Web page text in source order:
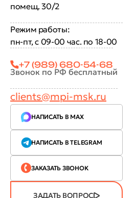
помещ. 30/2
Режим работы:
пн-пт, с 09-00 час. по 18-00
+7 (989) 680-54-68
Звонок по РФ бесплатный
clients@mpi-msk.ru
НАПИСАТЬ В MAX
НАПИСАТЬ В TELEGRAM
ЗАКАЗАТЬ ЗВОНОК
ЗАДАТЬ ВОПРОС